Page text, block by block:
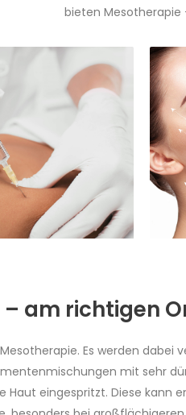
bieten Mesotherapie
am richtigen
Es werden dabei
mit sehr
Haut eingespritzt. Diese kann